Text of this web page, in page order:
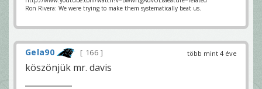
Ron Rivera: We were trying to make them systematically beat us.
több mint 4 éve
Gela90 166
köszönjük mr. davis